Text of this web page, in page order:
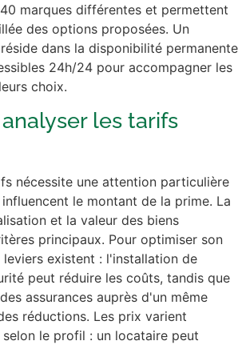
marques différentes et permettent
des options proposées. Un
dans la disponibilité permanente
24h/24 pour accompagner les
choix.
les tarifs
nécessite une attention particulière
le montant de la prime. La
et la valeur des biens
principaux. Pour optimiser son
leviers existent : l'installation de
peut réduire les coûts, tandis que
assurances auprès d'un même
réductions. Les prix varient
le profil : un locataire peut